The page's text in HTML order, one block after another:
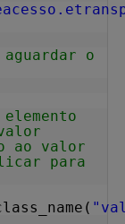
o
ao valor
para